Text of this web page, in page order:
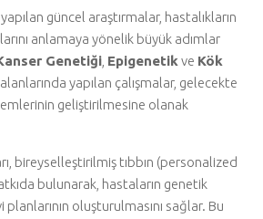
güncel araştırmalar, hastalıkların
anlamaya yönelik büyük adımlar
Genetiği Epigenetik ve Kök
alanlarında yapılan çalışmalar, gelecekte
geliştirilmesine olanak
bireyselleştirilmiş tıbbın (personalized
bulunarak, hastaların genetik
planlarının oluşturulmasını sağlar. Bu